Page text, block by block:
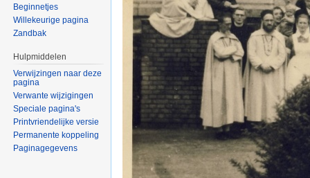
Beginnetjes
Willekeurige pagina
Zandbak
Hulpmiddelen
Verwijzingen naar deze
pagina
Verwante wijzigingen
Speciale pagina's
Printvriendelijke versie
Permanente koppeling
Paginagegevens